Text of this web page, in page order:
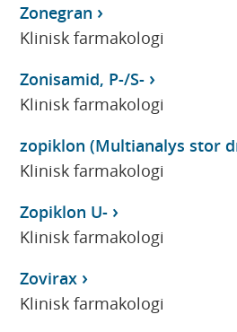
Zonegran
Klinisk farmakologi
Zonisamid, P-/S-
Klinisk farmakologi
zopiklon (Multianalys stor
Klinisk farmakologi
Zopiklon U-
Klinisk farmakologi
Zovirax
Klinisk farmakologi